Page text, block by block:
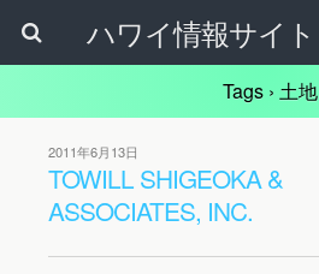
Tags › 土地
2011年6月13日
TOWILL SHIGEOKA &
ASSOCIATES, INC.